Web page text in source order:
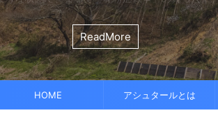
て雨景色を眺めていると、不思議と心が落ち着
きたのです。 雨は自然界の浄化装置です。 土埃
洗い流し、植物に命の水を与え、空気を清 ...
ReadMore
んな辛い朝、ふと考えました。 この花粉症との
いって、進学や就職前の気持ちに似ているな、
。 先の見えない不安、どうしようもない状況、
も、どこかで希望を感じる——そんな ...
ReadMore
したウェアラブルデバイスです。 専用のアプリ
連携し、電極を介して身体に微弱な電流を流す
で、 個人の必要とする周波数を分析・適用しま
。 これにより、エネルギーバランスを整えると
ReadMore
しょうか？ つい次々と見てしまうのです。 そ
、気づいたら めちゃくちゃ波動が下がっていま
た！（笑） どうして気づいたのかといえば ...
ReadMore
を楽しんでいるとき。 先日ワカサギ釣りに行き
した。 氷に穴をあけて糸を垂らすやつ。 &nb ...
ReadMore
いるのか？ 我々の現実は今ここだけなのです
、 未来を見ちゃったり、過去を悔んだり &nbsp
ReadMore
レベルで人体を調整し、健康的な生活をサポー
ます。 そうなんです。 あんまり使っていませ
。 というのも しばらく意欲というか、やる気
くて だらだら ...
ReadMore
はすごくいい。 Lightningの呪縛から解放される
だけでも めちゃくちゃいい。 &n ...
ReadMore
ていたのはいたのですが、 やはり実感がね。 良
なっているという実感が乏しい。 これ、たぶん
教と同じで 一人でやっているからだと思う。 近
に何人か使っている人がいれば、 体 ...
ReadMore
考えるとなんかつらい。 というのも、多額の借
を背負いながら 何とかしたいと日々思いながら
生懸命仕事していたわけでしょ。 ...
ReadMore
HOME アシュタールとは